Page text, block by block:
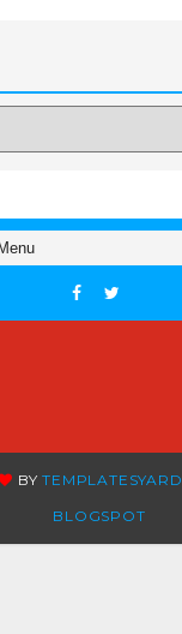
BYTEMPLATESYARD
BLOGSPOT